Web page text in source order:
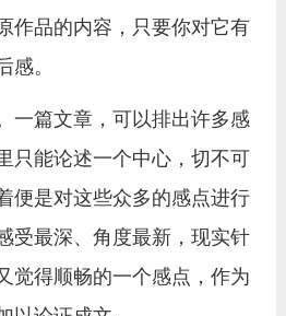
作品的内容，只要你对它有
感。
一篇文章，可以排出许多感
只能论述一个中心，切不可
便是对这些众多的感点进行
受最深、角度最新，现实针
觉得顺畅的一个感点，作为